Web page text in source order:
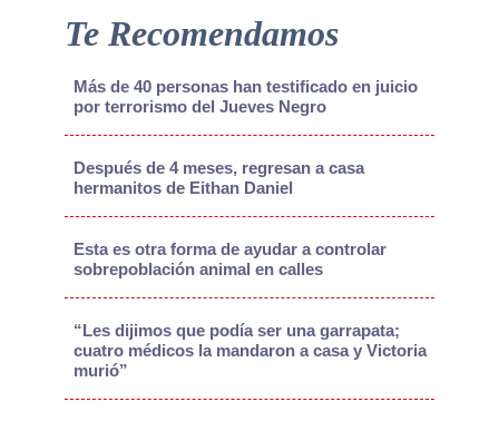
Te Recomendamos
Más de 40 personas han testificado en juicio
por terrorismo del Jueves Negro
Después de 4 meses, regresan a casa
hermanitos de Eithan Daniel
Esta es otra forma de ayudar a controlar
sobrepoblación animal en calles
“Les dijimos que podía ser una garrapata;
cuatro médicos la mandaron a casa y Victoria
murió”